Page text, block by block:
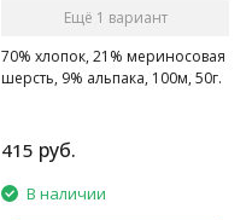
Ещё 1 вариант
70% хлопок, 21% мериносовая
шерсть, 9% альпака, 100м, 50г.
415 руб.
В наличии